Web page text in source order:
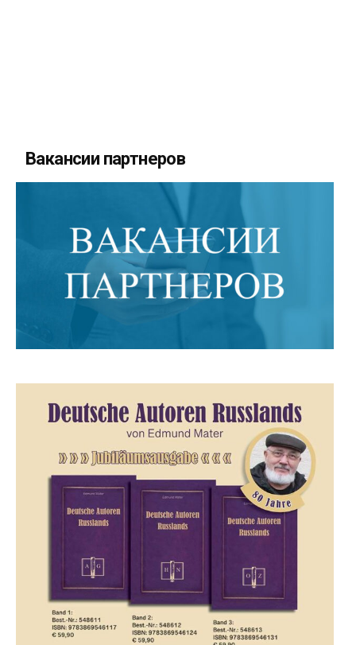
Вакансии партнеров